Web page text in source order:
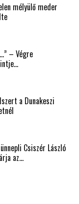
mélyülő meder
– Végre
a Dunakeszi
Csiszér László
az...